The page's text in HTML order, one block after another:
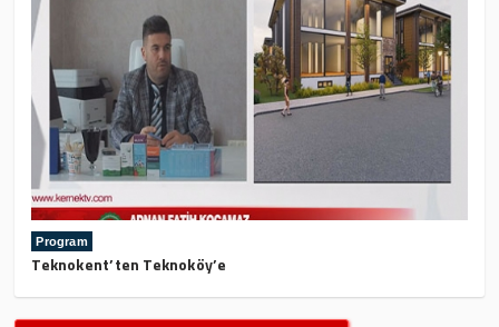
Program
Teknokent’ten Teknoköy’e